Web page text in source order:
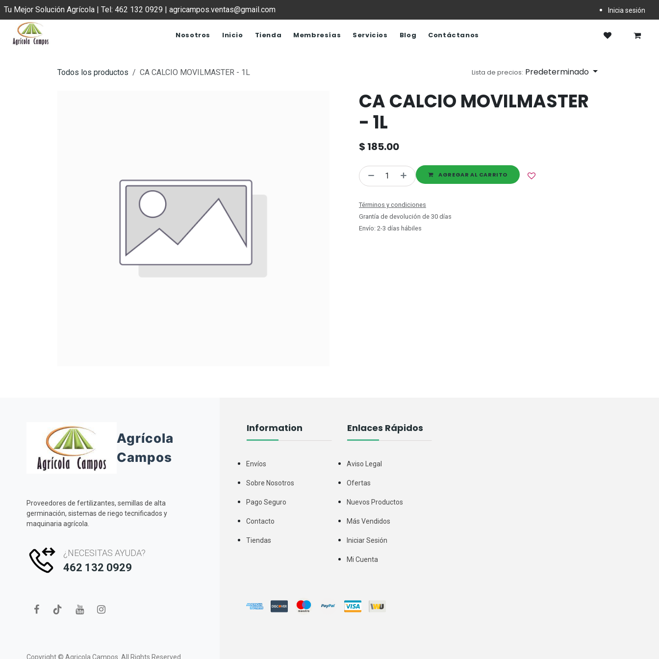
Tu Mejor Solución Agrícola | Tel: 462 132 0929 | agricampos.ventas@gmail.com Inicia sesión
Nosotros Inicio Tienda Membresías Servicios Blog Contáctanos
Todos los productos CA CALCIO MOVILMASTER - 1L Lista de precios: Predeterminado
CA CALCIO MOVILMASTER
- 1L
$ 185.00
AGREGAR AL CARRITO
Términos y condiciones
Grantía de devolución de 30 días
Envío: 2-3 días hábiles
Agrícola
Campos
Proveedores de fertilizantes, semillas de alta
germinación, sistemas de riego tecnificados y
maquinaria agrícola.
¿NECESITAS AYUDA?
462 132 0929
Copyright © Agricola Campos. All Rights Reserved
Information
Envíos
Sobre Nosotros
Pago Seguro
Contacto
Tiendas
Enlaces Rápidos
Aviso Legal
Ofertas
Nuevos Productos
Más Vendidos
Iniciar Sesión
Mi Cuenta